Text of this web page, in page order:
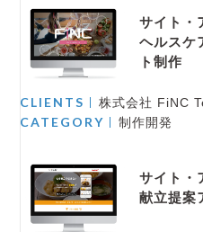
サイト・
ヘルスケ
ト制作
CLIENTS 株式会社 FiNC
CATEGORY 制作開発
サイト・
献立提案